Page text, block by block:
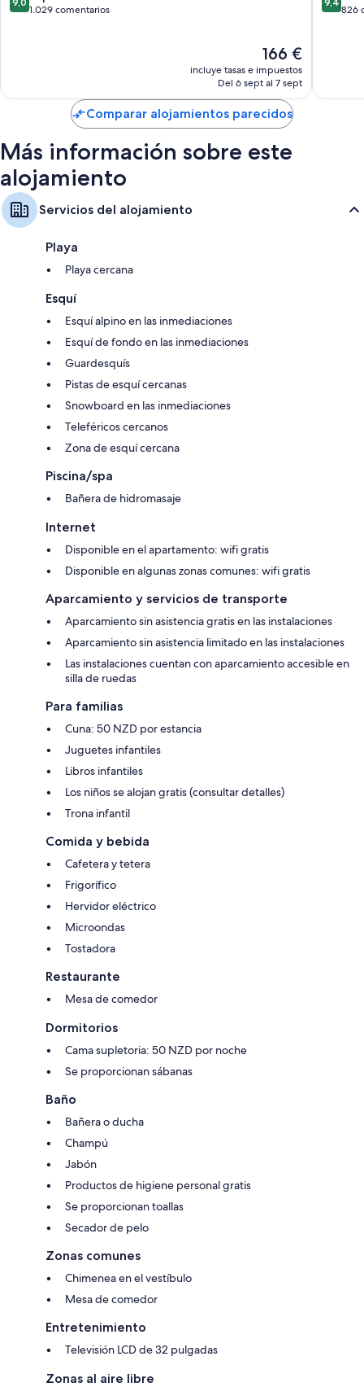
Balcones o patios, armarios o roperos y frigoríficos
de
sobre1.029 comentarios
El
precio
actual
de
166 €
166 €
incluye tasas e impuestos
Del 6 sept al 7 sept
sobre826
Comparar alojamientos parecidos
Más información sobre este
alojamiento
Servicios del alojamiento
Playa
Playa cercana
Esquí
Esquí alpino en las inmediaciones
Esquí de fondo en las inmediaciones
Guardesquís
Pistas de esquí cercanas
Snowboard en las inmediaciones
Teleféricos cercanos
Zona de esquí cercana
Piscina/spa
Bañera de hidromasaje
Internet
Disponible en el apartamento: wifi gratis
Disponible en algunas zonas comunes: wifi gratis
Aparcamiento y servicios de transporte
Aparcamiento sin asistencia gratis en las instalaciones
Aparcamiento sin asistencia limitado en las instalaciones
Las instalaciones cuentan con aparcamiento accesible en
silla de ruedas
Para familias
Cuna: 50 NZD por estancia
Juguetes infantiles
Libros infantiles
Los niños se alojan gratis (consultar detalles)
Trona infantil
Comida y bebida
Cafetera y tetera
Frigorífico
Hervidor eléctrico
Microondas
Tostadora
Restaurante
Mesa de comedor
Dormitorios
Cama supletoria: 50 NZD por noche
Se proporcionan sábanas
Baño
Bañera o ducha
Champú
Jabón
Productos de higiene personal gratis
Se proporcionan toallas
Secador de pelo
Zonas comunes
Chimenea en el vestíbulo
Mesa de comedor
Entretenimiento
Televisión LCD de 32 pulgadas
Zonas al aire libre